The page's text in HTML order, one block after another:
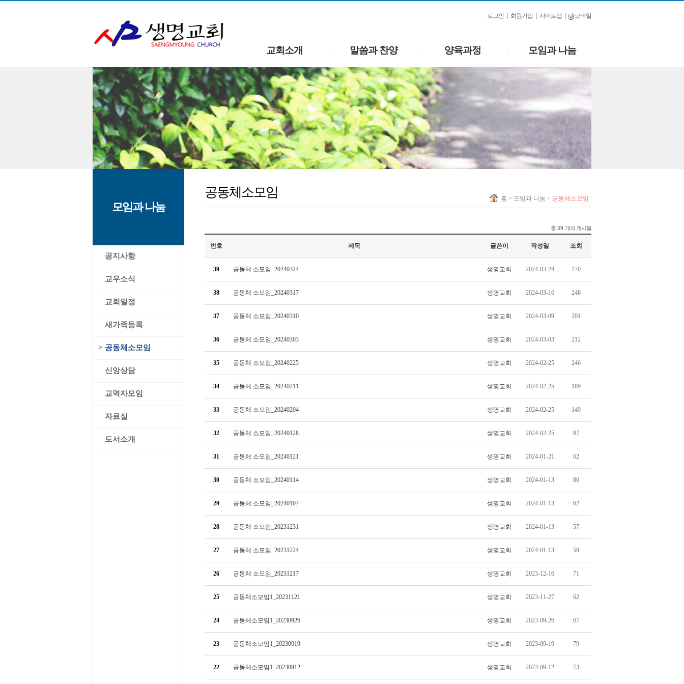
로그인 회원가입 사이트맵 모바일
교회소개 말씀과 찬양 양육과정 모임과 나눔
모임과 나눔
공지사항
교우소식
교회일정
새가족등록
> 공동체소모임
신앙상담
교역자모임
자료실
도서소개
공동체소모임 홈 > 모임과 나눔 > 공동체소모임
총 39 개의 게시물
번호 제목 글쓴이 작성일 조회
39 공동체 소모임_20240324 생명교회 2024-03-24 270
38 공동체 소모임_20240317 생명교회 2024-03-16 248
37 공동체 소모임_20240310 생명교회 2024-03-09 201
36 공동체 소모임_20240303 생명교회 2024-03-03 212
35 공동체 소모임_20240225 생명교회 2024-02-25 246
34 공동체 소모임_20240211 생명교회 2024-02-25 189
33 공동체 소모임_20240204 생명교회 2024-02-25 149
32 공동체 소모임_20240128 생명교회 2024-02-25 97
31 공동체 소모임_20240121 생명교회 2024-01-21 62
30 공동체 소모임_20240114 생명교회 2024-01-13 80
29 공동체 소모임_20240107 생명교회 2024-01-13 62
28 공동체 소모임_20231231 생명교회 2024-01-13 57
27 공동체 소모임_20231224 생명교회 2024-01-13 59
26 공동체 소모임_20231217 생명교회 2023-12-16 71
25 공동체소모임1_20231121 생명교회 2023-11-27 62
24 공동체소모임1_20230926 생명교회 2023-09-26 67
23 공동체소모임1_20230919 생명교회 2023-09-19 79
22 공동체소모임1_20230912 생명교회 2023-09-12 73